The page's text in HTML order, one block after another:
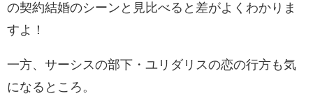
の契約結婚のシーンと見比べると差がよくわかりま
すよ！
一方、サーシスの部下・ユリダリスの恋の行方も気
になるところ。